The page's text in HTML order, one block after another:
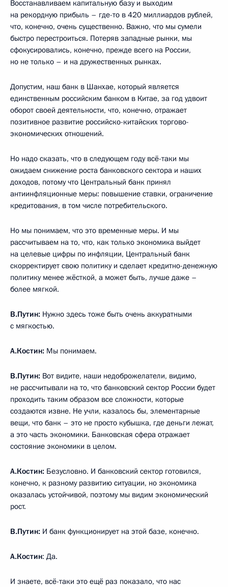
Восстанавливаем капитальную базу и выходим
на рекордную прибыль – где-то в 420 миллиардов рублей,
что, конечно, очень существенно. Важно, что мы сумели
быстро перестроиться. Потеряв западные рынки, мы
сфокусировались, конечно, прежде всего на России,
но не только – и на дружественных рынках.
Допустим, наш банк в Шанхае, который является
единственным российским банком в Китае, за год удвоит
оборот своей деятельности, что, конечно, отражает
позитивное развитие российско-китайских торгово-
экономических отношений.
Но надо сказать, что в следующем году всё-таки мы
ожидаем снижение роста банковского сектора и наших
доходов, потому что Центральный банк принял
антиинфляционные меры: повышение ставки, ограничение
кредитования, в том числе потребительского.
Но мы понимаем, что это временные меры. И мы
рассчитываем на то, что, как только экономика выйдет
на целевые цифры по инфляции, Центральный банк
скорректирует свою политику и сделает кредитно-денежную
политику менее жёсткой, а может быть, лучше даже –
более мягкой.
В.Путин: Нужно здесь тоже быть очень аккуратными
с мягкостью.
А.Костин: Мы понимаем.
В.Путин: Вот видите, наши недоброжелатели, видимо,
не рассчитывали на то, что банковский сектор России будет
проходить таким образом все сложности, которые
создаются извне. Не учли, казалось бы, элементарные
вещи, что банк – это не просто кубышка, где деньги лежат,
а это часть экономики. Банковская сфера отражает
состояние экономики в целом.
А.Костин: Безусловно. И банковский сектор готовился,
конечно, к разному развитию ситуации, но экономика
оказалась устойчивой, поэтому мы видим экономический
рост.
В.Путин: И банк функционирует на этой базе, конечно.
А.Костин: Да.
И знаете, всё-таки это ещё раз показало, что нас